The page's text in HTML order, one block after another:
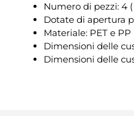
Numero di pezzi: 4
Dotate di apertura
Materiale: PET e PP
Dimensioni delle
Dimensioni delle